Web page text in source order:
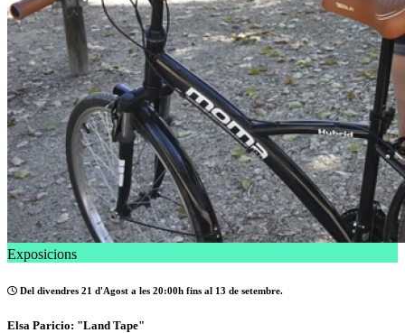
Exposicions
Del divendres 21 d'Agost a les 20:00h fins al 13 de setembre.
Elsa Paricio: "Land Tape"